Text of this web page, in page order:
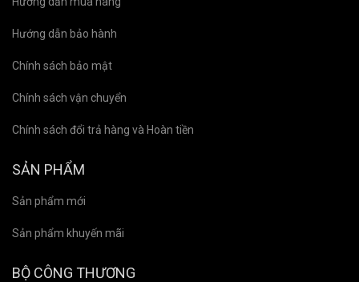
Hướng dẫn bảo hành
Chính sách bảo mật
Chính sách vận chuyển
Chính sách đổi trả hàng và Hoàn tiền
SẢN PHẨM
Sản phẩm mới
Sản phẩm khuyến mãi
BỘ CÔNG THƯƠNG